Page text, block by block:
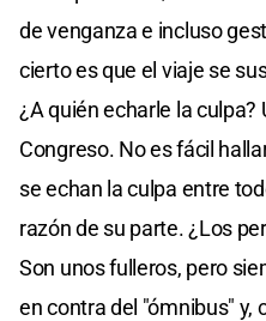
de venganza e incluso
cierto es que el viaje se
¿A quién echarle la
Congreso. No es fácil
se echan la culpa entre
razón de su parte. ¿Los
Son unos fulleros, pero
en contra del "ómnibus" y,